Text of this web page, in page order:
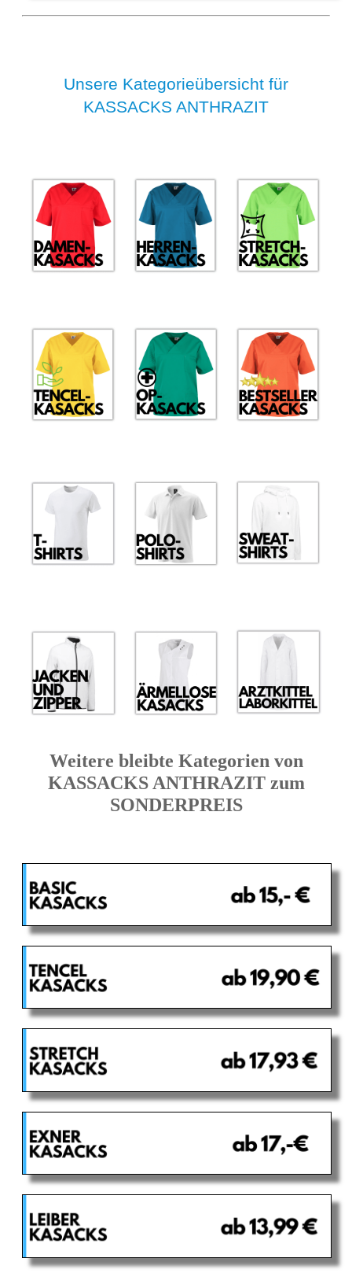
Unsere Kategorieübersicht für
KASSACKS ANTHRAZIT
Weitere bleibte Kategorien von
KASSACKS ANTHRAZIT zum
SONDERPREIS